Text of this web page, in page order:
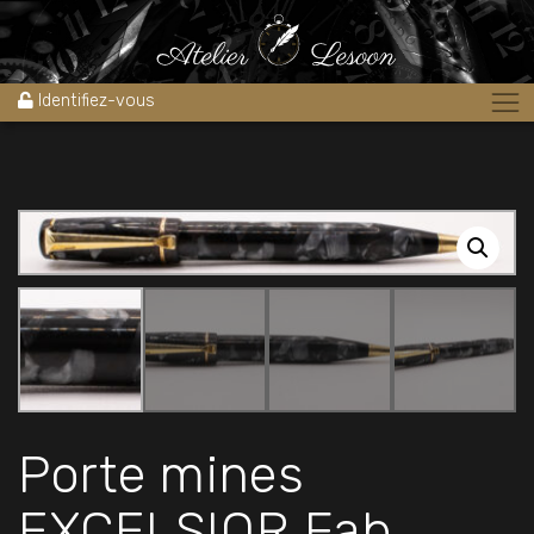
Identifiez-vous
Accueil » Boutique Stylos » Stylos porte-mine »Porte mines
EXCELSIOR Fab BAYARD MODÈLE 300 1940’S
Porte mines